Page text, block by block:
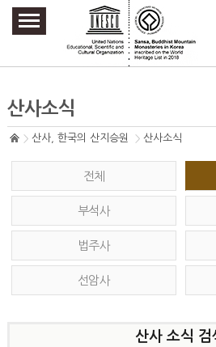
주요메뉴 바로가기
본문 바로가기
하단메뉴 바로가기
산사소식
산사, 한국의 산지승원 산사소식
전체
부석사
법주사
선암사
산사 소식 검